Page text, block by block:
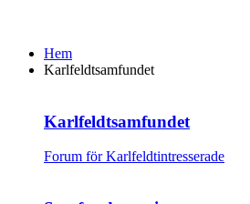
Hem
Karlfeldtsamfundet
Karlfeldtsamfundet
Forum för Karlfeldtintresserade